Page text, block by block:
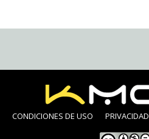
CONDICIONES DE USO PRIVACIDAD